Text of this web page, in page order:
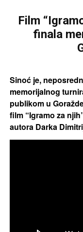
Film
finala
Sinoć je,
memorijalnog
publikom u
film “Igramo za
autora Darka